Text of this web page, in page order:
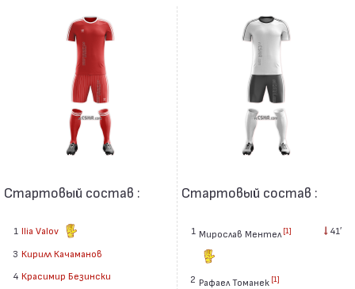
Стартовый состав :
1 Ilia Valov
3 Кирилл Качаманов
4 Красимир Безински
Стартовый состав :
1 Мирослав Ментел [1] 41′
2 Рафаел Томанек [1]